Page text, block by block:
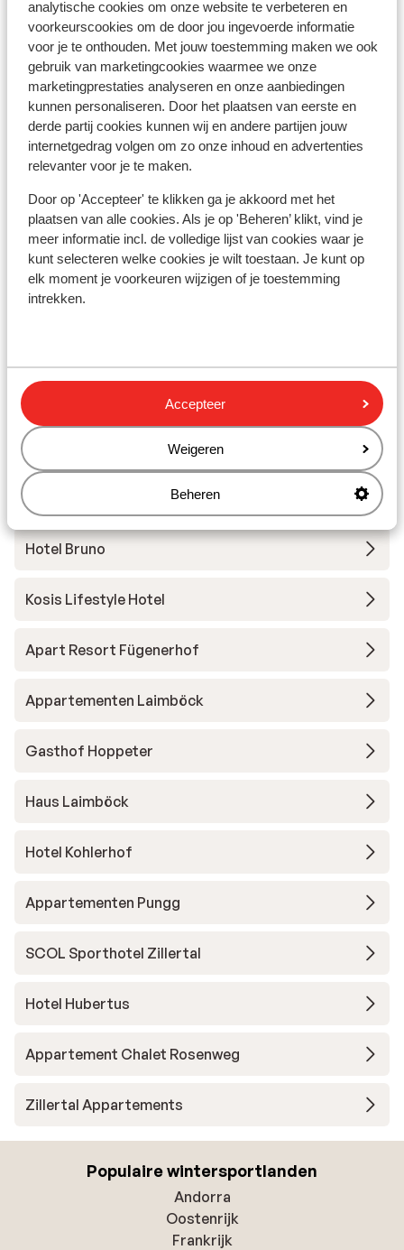
analytische cookies om onze website te verbeteren en
voorkeurscookies om de door jou ingevoerde informatie
voor je te onthouden. Met jouw toestemming maken we ook
gebruik van marketingcookies waarmee we onze
marketingprestaties analyseren en onze aanbiedingen
kunnen personaliseren. Door het plaatsen van eerste en
derde partij cookies kunnen wij en andere partijen jouw
internetgedrag volgen om zo onze inhoud en advertenties
relevanter voor je te maken.
Door op 'Accepteer' te klikken ga je akkoord met het
plaatsen van alle cookies. Als je op 'Beheren’ klikt, vind je
meer informatie incl. de volledige lijst van cookies waar je
kunt selecteren welke cookies je wilt toestaan. Je kunt op
elk moment je voorkeuren wijzigen of je toestemming
intrekken.
Accepteer
Weigeren
Beheren
9 Fantastisch
Hotel Crystal
Fügen Hochzillertal Oostenrijk
Ultiem genieten in de uitgebreide spa
Een luxe verblijf, direct aan de piste
Culinaire verwennerij
Zo 10 Jan. - Zo 17 Jan.
Halfpension 2pers. € 1.256
Bekijk
Hotel Bruno
Kosis Lifestyle Hotel
Apart Resort Fügenerhof
Appartementen Laimböck
Gasthof Hoppeter
Haus Laimböck
Hotel Kohlerhof
Appartementen Pungg
SCOL Sporthotel Zillertal
Hotel Hubertus
Appartement Chalet Rosenweg
Zillertal Appartements
Populaire wintersportlanden
Andorra
Oostenrijk
Frankrijk